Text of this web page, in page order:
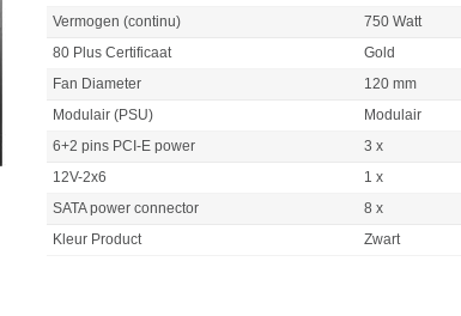
Vermogen (continu)
750 Watt
80 Plus Certificaat
Gold
Fan Diameter
120 mm
Modulair (PSU)
Modulair
6+2 pins PCI-E power
3 x
12V-2x6
1 x
SATA power connector
8 x
Kleur Product
Zwart